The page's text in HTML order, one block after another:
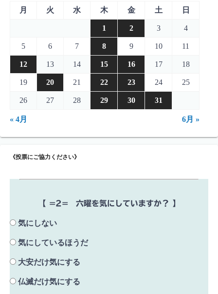
月
火 水 木 金 土 日
1 2 3 4
5 6 7 8 9 10 11
12 13 14 15 16 17 18
19 20 21 22 23 24 25
26 27 28 29 30 31
« 4月 6月 »
《投票にご協力ください》
【 =2= 六曜を気にしていますか？ 】
気にしない
気にしているほうだ
大安だけ気にする
仏滅だけ気にする